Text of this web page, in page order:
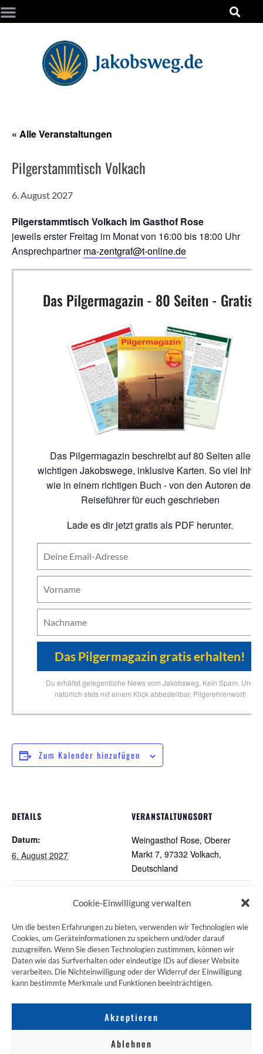
Cookie-Einwilligung verwalten
Um die besten Erfahrungen zu bieten, verwenden wir Technologien wie
Cookies, um Geräteinformationen zu speichern und/oder darauf
zuzugreifen. Wenn Sie diesen Technologien zustimmen, können wir
Daten wie das Surfverhalten oder eindeutige IDs auf dieser Website
verarbeiten. Die Nichteinwilligung oder der Widerruf der Einwilligung
kann bestimmte Merkmale und Funktionen beeinträchtigen.
Akzeptieren
Ablehnen
« Alle Veranstaltungen
Pilgerstammtisch Volkach
6. August 2027
Pilgerstammtisch Volkach im Gasthof Rose
jeweils erster Freitag im Monat von 16:00 bis 18:00 Uhr
Ansprechpartnerma-zentgraf@t-online.de
Das Pilgermagazin - 80 Seiten - Gratis!
Das Pilgermagazin beschreibt auf 80 Seiten alle
wichtigen Jakobswege, inklusive Karten. So viel Inhalt
wie in einem richtigen Buch - von den Autoren der
Reiseführer für euch geschrieben
Lade es dir jetzt gratis als PDF herunter.
Du erhältst gelegentliche News vom Jakobsweg. Kein Spam. Und
natürlich stets mit einem Klick abbestellbar. Pilgerehrenwort!
Zum Kalender hinzufügen
DETAILS
Datum:
6. August 2027
VERANSTALTUNGSORT
Weingasthof Rose, Oberer
Markt 7, 97332 Volkach,
Deutschland
Pilgertreff in Würzburg (NOP) Göllheimer Pilgerstammtisch
ZUM JAKOBSWEG SHOP